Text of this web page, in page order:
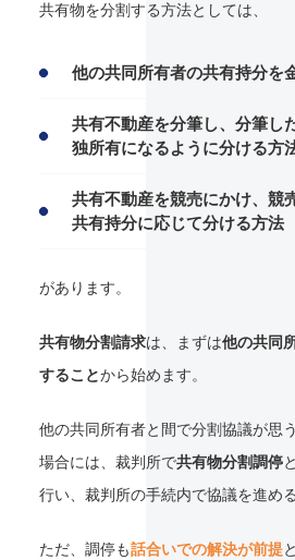
共有物を分割する方法としては、
他の共同所有者の共有持分を
共有不動産を分筆し、分筆し
独所有になるように分ける方
共有不動産を競売にかけ、競
共有持分に応じて分ける方法
があります。
共有物分割請求は、まずは他の共同
することから始めます。
他の共同所有者と間で分割協議が思
場合には、裁判所で共有物分割調停
行い、裁判所の手続内で協議を進め
ただ、調停も話合いでの解決が前提